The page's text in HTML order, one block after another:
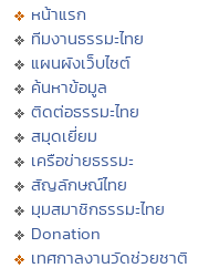
หน้าแรก
ทีมงานธรรมะไทย
แผนผังเว็บไซต์
ค้นหาข้อมูล
ติดต่อธรรมะไทย
สมุดเยี่ยม
เครือข่ายธรรมะ
สัญลักษณ์ไทย
มุมสมาชิกธรรมะไทย
Donation
เทศกาลงานวัดช่วยชาติ